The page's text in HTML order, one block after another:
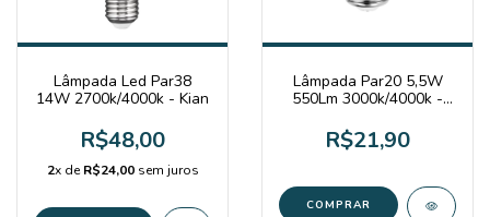
Lâmpada Led Par38
14W 2700k/4000k - Kian
R$48,00
2x deR$24,00sem juros
Lâmpada Par20 5,5W
550Lm 3000k/4000k -
R$21,90
COMPRAR